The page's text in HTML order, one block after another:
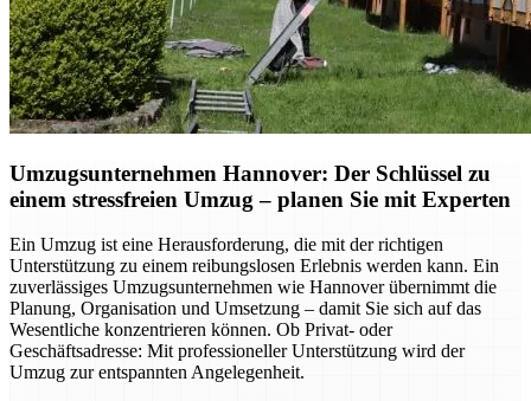
Umzugsunternehmen Hannover: Der Schlüssel zu
einem stressfreien Umzug – planen Sie mit Experten
Ein Umzug ist eine Herausforderung, die mit der richtigen
Unterstützung zu einem reibungslosen Erlebnis werden kann. Ein
zuverlässiges Umzugsunternehmen wie Hannover übernimmt die
Planung, Organisation und Umsetzung – damit Sie sich auf das
Wesentliche konzentrieren können. Ob Privat- oder
Geschäftsadresse: Mit professioneller Unterstützung wird der
Umzug zur entspannten Angelegenheit.